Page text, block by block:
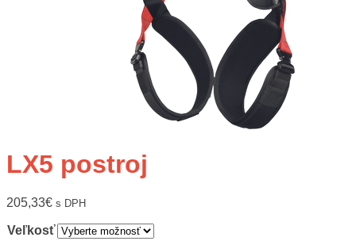
LX5 postroj
205,33€ s DPH
Veľkosť